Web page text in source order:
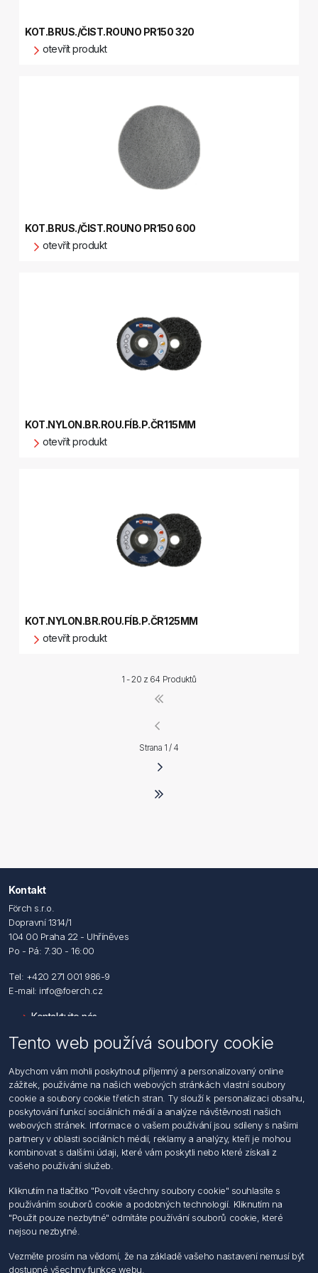
KOT.BRUS./ČIST.ROUNO PR150 320
otevřít produkt
KOT.BRUS./ČIST.ROUNO PR150 600
otevřít produkt
KOT.NYLON.BR.ROU.FÍB.P.ČR115MM
otevřít produkt
KOT.NYLON.BR.ROU.FÍB.P.ČR125MM
otevřít produkt
1 - 20 z 64 Produktů
Strana 1 / 4
Kontakt
Förch s.r.o.
Dopravní 1314/1
104 00 Praha 22 - Uhříněves
Po - Pá: 7:30 - 16:00
Tel: +420 271 001 986-9
E-mail: info@foerch.cz
Kontaktujte nás
Hledat
Dodržování předpisů
Zásady zpracování osobních údajů fyzických osob
Podmínky zasílání elektronických dokumentu
Všeobecné dodací a obchodní podmínky
Informace o nakládaní s elektroodpadem
Můj účet
Můj účet
Objednávky
Adresy
Tento web používá soubory cookie
Abychom vám mohli poskytnout příjemný a personalizovaný online
zážitek, používáme na našich webových stránkách vlastní soubory
cookie a soubory cookie třetích stran. Ty slouží k personalizaci obsahu,
poskytování funkcí sociálních médií a analýze návštěvnosti našich
webových stránek. Informace o vašem používání jsou sdíleny s našimi
partnery v oblasti sociálních médií, reklamy a analýzy, kteří je mohou
kombinovat s dalšími údaji, které vám poskytli nebo které získali z
vašeho používání služeb.
Kliknutím na tlačítko "Povolit všechny soubory cookie" souhlasíte s
používáním souborů cookie a podobných technologií. Kliknutím na
"Použit pouze nezbytné" odmítáte používání souborů cookie, které
nejsou nezbytné.
Vezměte prosím na vědomí, že na základě vašeho nastavení nemusí být
dostupné všechny funkce webu.